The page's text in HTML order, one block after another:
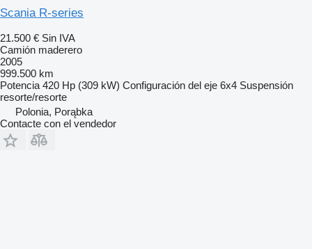
Scania R-series
21.500 € Sin IVA
Camión maderero
2005
999.500 km
Potencia 420 Hp (309 kW) Configuración del eje 6x4 Suspensión
resorte/resorte
Polonia, Porąbka
Contacte con el vendedor